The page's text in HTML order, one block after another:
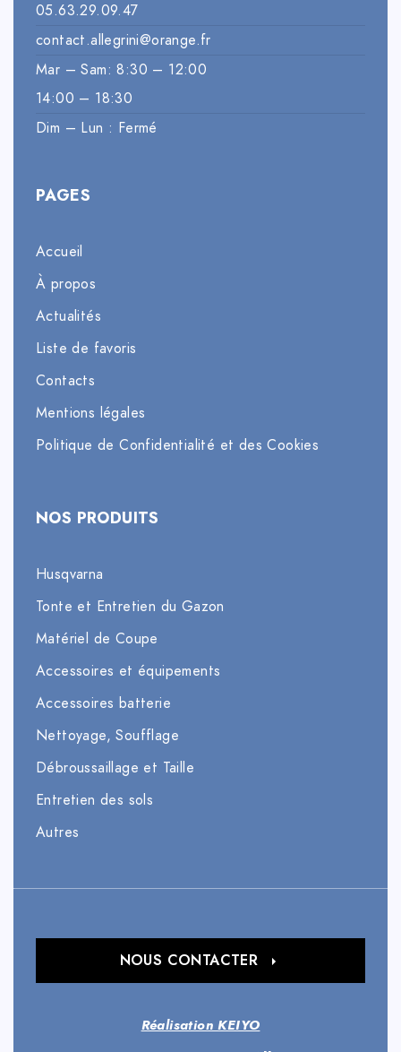
05.63.29.09.47
contact.allegrini@orange.fr
Mar – Sam: 8:30 – 12:00
14:00 – 18:30
Dim – Lun : Fermé
PAGES
Accueil
À propos
Actualités
Liste de favoris
Contacts
Mentions légales
Politique de Confidentialité et des Cookies
NOS PRODUITS
Husqvarna
Tonte et Entretien du Gazon
Matériel de Coupe
Accessoires et équipements
Accessoires batterie
Nettoyage, Soufflage
Débroussaillage et Taille
Entretien des sols
Autres
Réalisation KEIYO
NOUS CONTACTER